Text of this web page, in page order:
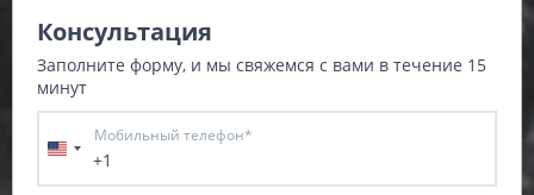
Консультация
Заполните форму, и мы свяжемся с вами в течение 15
минут
+1
Мобильный телефон*
Данные с российских спутников
Топографические, тематические и специальные карты
Водное хозяйство
Картография
Банковское дело и Страхование
Оборона и Геопространственная разведка
Водное хозяйство
Картография
Судебная экспертиза